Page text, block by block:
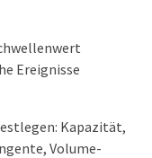
Ereignisse
Kapazität,
Volume-